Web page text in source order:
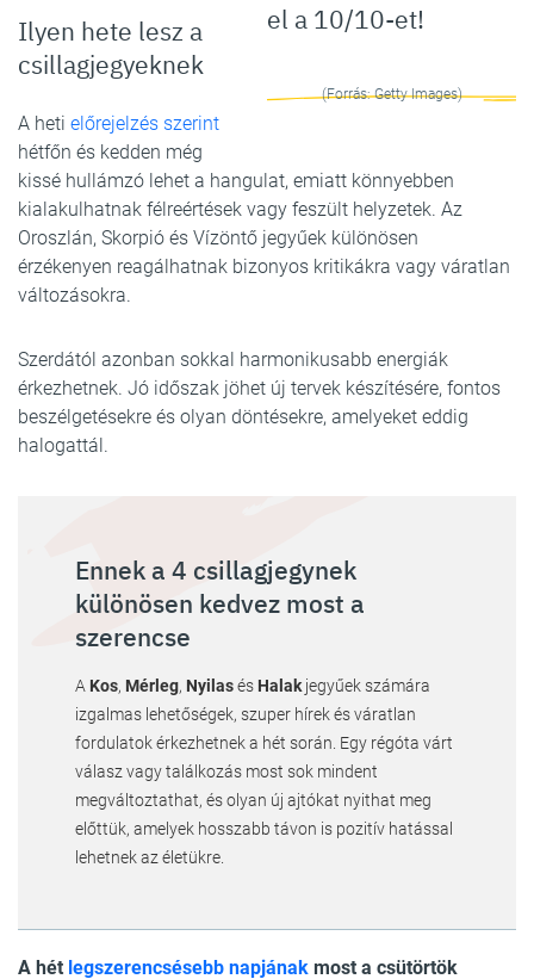
el a 10/10-et!
(Forrás: Getty Images)
Ilyen hete lesz a
csillagjegyeknek
A heti előrejelzés szerint
hétfőn és kedden még
kissé hullámzó lehet a hangulat, emiatt könnyebben
kialakulhatnak félreértések vagy feszült helyzetek. Az
Oroszlán, Skorpió és Vízöntő jegyűek különösen
érzékenyen reagálhatnak bizonyos kritikákra vagy váratlan
változásokra.
Szerdától azonban sokkal harmonikusabb energiák
érkezhetnek. Jó időszak jöhet új tervek készítésére, fontos
beszélgetésekre és olyan döntésekre, amelyeket eddig
halogattál.
Ennek a 4 csillagjegynek
különösen kedvez most a
szerencse
A Kos, Mérleg, Nyilasés Halakjegyűek számára
izgalmas lehetőségek, szuper hírek és váratlan
fordulatok érkezhetnek a hét során. Egy régóta várt
válasz vagy találkozás most sok mindent
megváltoztathat, és olyan új ajtókat nyithat meg
előttük, amelyek hosszabb távon is pozitív hatással
lehetnek az életükre.
A hét legszerencsésebb napjának most a csütörtök